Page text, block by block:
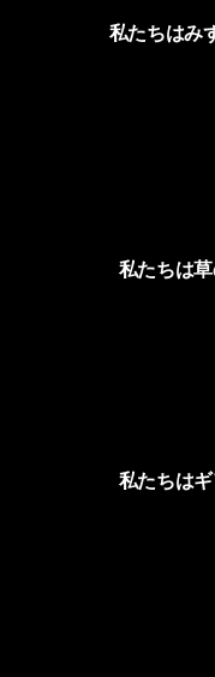
私たちはみ
私たちは
私たちは